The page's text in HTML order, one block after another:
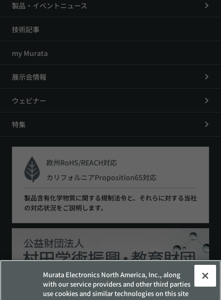
製品・イベントニュース
技術記事
my Murata
展示会情報
ウェビナー
特集
欧州RoHS/REACH対応
カリフォルニアProposition65対応
製品含有化学物質に関する規制法令と、それらに対する当社
の対応状況をご説明します。
Murata Electronics North America, Inc., along
with our service providers and other third parties
use cookies and similar technologies on this site